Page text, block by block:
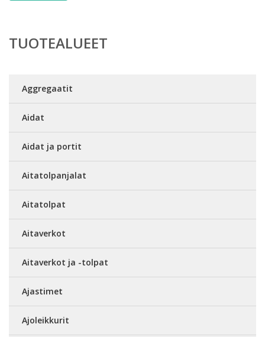
TUOTEALUEET
Aggregaatit
Aidat
Aidat ja portit
Aitatolpanjalat
Aitatolpat
Aitaverkot
Aitaverkot ja -tolpat
Ajastimet
Ajoleikkurit